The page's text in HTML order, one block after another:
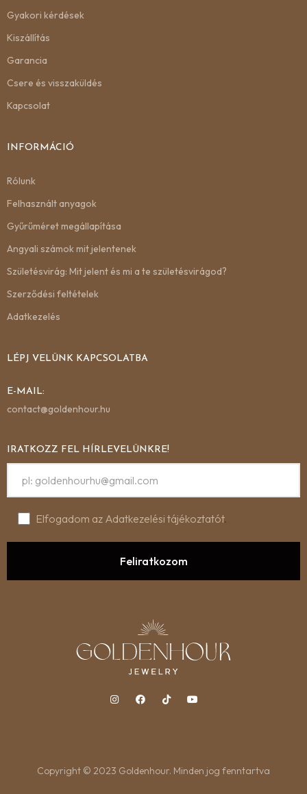
Gyakori kérdések
Kiszállítás
Garancia
Csere és visszaküldés
Kapcsolat
INFORMÁCIÓ
Rólunk
Felhasznált anyagok
Gyűrűméret megállapítása
Angyali számok mit jelentenek
Születésvirág: Mit jelent és mi a te születésvirágod?
Szerződési feltételek
Adatkezelés
LÉPJ VELÜNK KAPCSOLATBA
E-MAIL:
contact@goldenhour.hu
IRATKOZZ FEL HÍRLEVELÜNKRE!
Elfogadom az Adatkezelési tájékoztatót.
Copyright © 2023 Goldenhour. Minden jog fenntartva